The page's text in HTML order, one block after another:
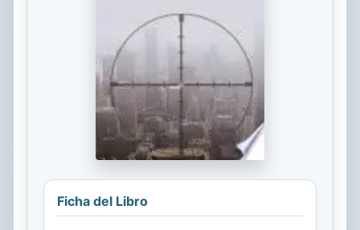
Ficha del Libro